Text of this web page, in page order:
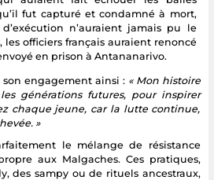
fut capturé et condamné à mort,
n’auraient jamais pu le
les officiers français auraient renoncé
en prison à Antananarivo.
engagement ainsi : « Mon histoire
générations futures, pour inspirer
chaque jeune, car la lutte continue,
»
le mélange de résistance
aux Malgaches. Ces pratiques,
des sampy ou de rituels ancestraux,